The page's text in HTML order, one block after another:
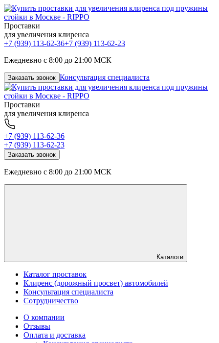
Проставки
для увеличения клиренса
+7 (939) 113-62-36+7 (939) 113-62-23
Ежедневно с 8:00 до 21:00 МСК
Заказать звонок Консультация специалиста
Проставки
для увеличения клиренса
+7 (939) 113-62-36
+7 (939) 113-62-23
Заказать звонок
Ежедневно с 8:00 до 21:00 МСК
Каталоги
Каталог проставок
Клиренс (дорожный просвет) автомобилей
Консультация специалиста
Сотрудничество
О компании
Отзывы
Оплата и доставка